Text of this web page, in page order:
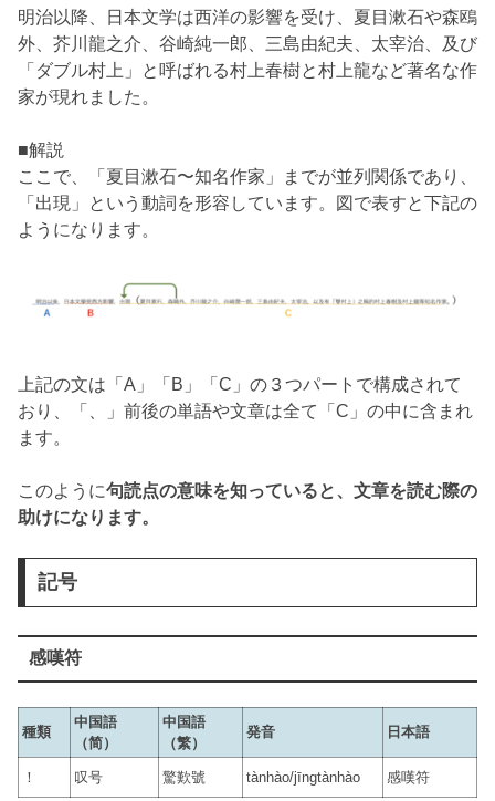
明治以降、日本文学は西洋の影響を受け、夏目漱石や森鴎
外、芥川龍之介、谷崎純一郎、三島由紀夫、太宰治、及び
「ダブル村上」と呼ばれる村上春樹と村上龍など著名な作
家が現れました。
■解説
ここで、「夏目漱石〜知名作家」までが並列関係であり、
「出現」という動詞を形容しています。図で表すと下記の
ようになります。
上記の文は「A」「B」「C」の３つパートで構成されて
おり、「、」前後の単語や文章は全て「C」の中に含まれ
ます。
このように句読点の意味を知っていると、文章を読む際の
助けになります。
記号
感嘆符
種類
中国語
（简）
中国語
（繁）
発音 日本語
！ 叹号 驚歎號 tànhào/jīngtànhào 感嘆符